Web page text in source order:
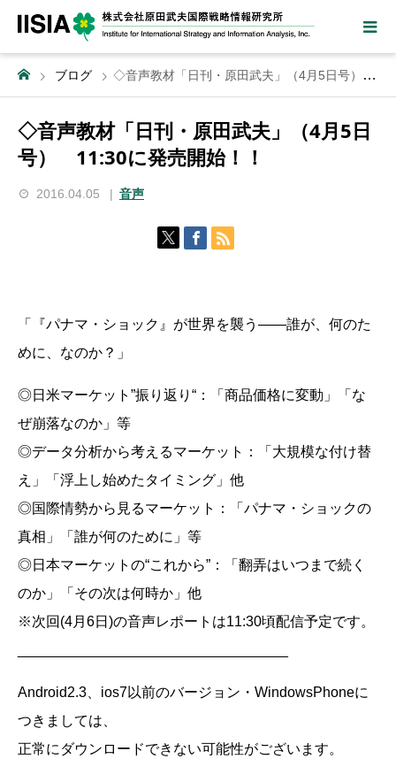
ブログ ◇音声教材「日刊・原田武夫」（4月5日号） 11:30に発売開始！！
◇音声教材「日刊・原田武夫」（4月5日
号） 11:30に発売開始！！
2016.04.05 音声
「『パナマ・ショック』が世界を襲う――誰が、何のた
めに、なのか？」
◎日米マーケット”振り返り“：「商品価格に変動」「な
ぜ崩落なのか」等
◎データ分析から考えるマーケット：「大規模な付け替
え」「浮上し始めたタイミング」他
◎国際情勢から見るマーケット：「パナマ・ショックの
真相」「誰が何のために」等
◎日本マーケットの“これから”：「翻弄はいつまで続く
のか」「その次は何時か」他
※次回(4月6日)の音声レポートは11:30頃配信予定です。
Android2.3、ios7以前のバージョン・WindowsPhoneに
つきましては、
正常にダウンロードできない可能性がございます。